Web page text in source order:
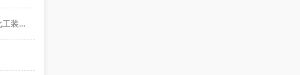
2026成都化工装备博览会：聚焦全产业链创新，汇聚化工装备力量